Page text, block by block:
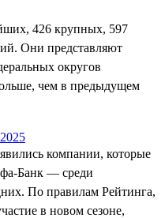
426 крупных, 597
Они представляют
округов
чем в предыдущем
компании, которые
Банк — среди
По правилам Рейтинга,
в новом сезоне,